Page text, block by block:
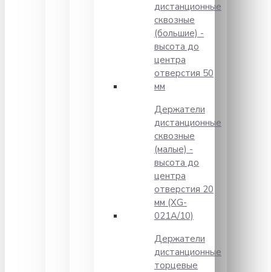
дистанционные
сквозные
(большие) -
высота до
центра
отверстия 50
мм
Держатели
дистанционные
сквозные
(малые) -
высота до
центра
отверстия 20
мм (XG-
021A/10)
Держатели
дистанционные
торцевые